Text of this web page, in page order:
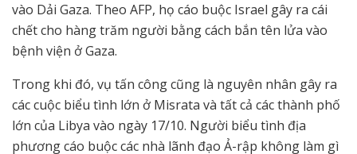
vào Dải Gaza. Theo AFP, họ cáo buộc Israel gây ra cái
chết cho hàng trăm người bằng cách bắn tên lửa vào
bệnh viện ở Gaza.
Trong khi đó, vụ tấn công cũng là nguyên nhân gây ra
các cuộc biểu tình lớn ở Misrata và tất cả các thành phố
lớn của Libya vào ngày 17/10. Người biểu tình địa
phương cáo buộc các nhà lãnh đạo Ả-rập không làm gì